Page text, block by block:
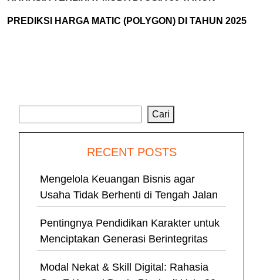
PREDIKSI HARGA MATIC (POLYGON) DI TAHUN 2025
Cari
RECENT POSTS
Mengelola Keuangan Bisnis agar
Usaha Tidak Berhenti di Tengah Jalan
Pentingnya Pendidikan Karakter untuk
Menciptakan Generasi Berintegritas
Modal Nekat & Skill Digital: Rahasia